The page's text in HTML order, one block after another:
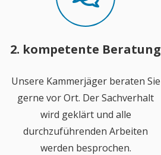
2. kompetente Beratung
Unsere Kammerjäger beraten Sie
gerne vor Ort. Der Sachverhalt
wird geklärt und alle
durchzuführenden Arbeiten
werden besprochen.